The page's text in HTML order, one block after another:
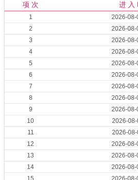
项 次 进 入
1 2026-08-
2
2026-08-
3
2026-08-
4
2026-08-
5
2026-08-
6
2026-08-
7
2026-08-
8
2026-08-
9
2026-08-
10
2026-08-
11
2026-08-
12
2026-08-
13
2026-08-
14
2026-08-
15
2026-08-